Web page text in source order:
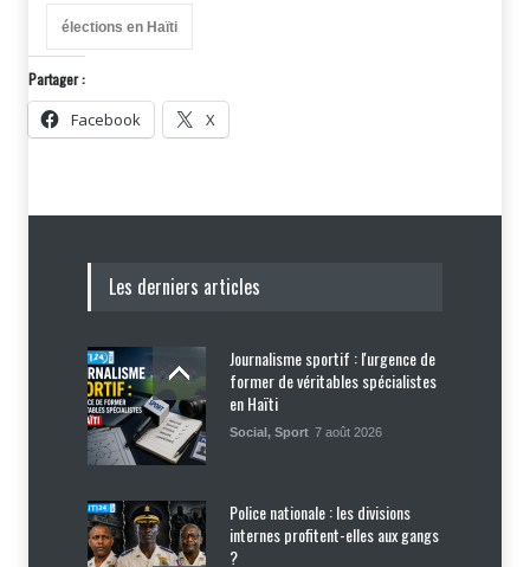
élections en Haïti
Partager :
Facebook X
Les derniers articles
Journalisme sportif : l'urgence de
former de véritables spécialistes
en Haïti
Social, Sport 7 août 2026
Police nationale : les divisions
internes profitent-elles aux gangs
?